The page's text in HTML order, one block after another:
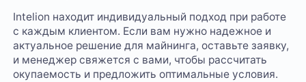
Intelion находит индивидуальный подход при работе
с каждым клиентом. Если вам нужно надежное и
актуальное решение для майнинга, оставьте заявку,
и менеджер свяжется с вами, чтобы рассчитать
окупаемость и предложить оптимальные условия.